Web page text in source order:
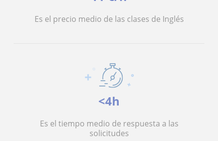
Es el precio medio de las clases de Inglés
<4h
Es el tiempo medio de respuesta a las
solicitudes